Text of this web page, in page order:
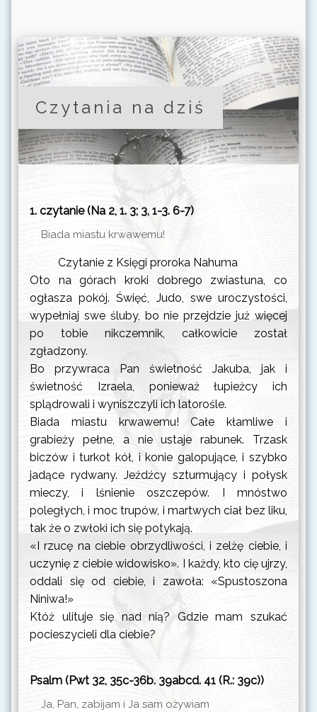
czwartek
20 sierpnia 2026
Wspomnienie św.
Bernarda, opata i doktora
Kościoła
21 sierpnia 2026
Wspomnienie św. Piusa X,
papieża
sobota
22 sierpnia 2026
Wspomnienie
Najświętszej Maryi Panny
23 sierpnia 2026
Niedziela zwykła
24 sierpnia 2026
apostoła
wtorek
25 sierpnia 2026
Dzień Powszedni albo
wspomnienie św. Ludwika
albo wspomnienie św.
Józefa Kalasantego,
środa
26 sierpnia 2026
Uroczystość Najświętszej
Maryi Panny
Częstochowskiej
czwartek
27 sierpnia 2026
Wspomnienie św. Moniki
piątek
28 sierpnia 2026
Wspomnienie św.
Augustyna, biskupa i
doktora Kościoła
29 sierpnia 2026
Wspomnienie
męczeństwa św. Jana
Chrzciciela
niedziela
30 sierpnia 2026
Niedziela zwykła
poniedziałek
Dzień Powszedni
Czytania na dziś
1. czytanie (Na 2, 1. 3; 3, 1-3. 6-7)
Biada miastu krwawemu!
Czytanie z Księgi proroka Nahuma
Oto na górach kroki dobrego zwiastuna, co
ogłasza pokój. Święć, Judo, swe uroczystości,
wypełniaj swe śluby, bo nie przejdzie już więcej
po tobie nikczemnik, całkowicie został
zgładzony.
Bo przywraca Pan świetność Jakuba, jak i
świetność Izraela, ponieważ łupieżcy ich
splądrowali i wyniszczyli ich latorośle.
Biada miastu krwawemu! Całe kłamliwe i
grabieży pełne, a nie ustaje rabunek. Trzask
biczów i turkot kół, i konie galopujące, i szybko
jadące rydwany. Jeźdźcy szturmujący i połysk
mieczy, i lśnienie oszczepów. I mnóstwo
poległych, i moc trupów, i martwych ciał bez liku,
tak że o zwłoki ich się potykają.
«I rzucę na ciebie obrzydliwości, i zelżę ciebie, i
uczynię z ciebie widowisko». I każdy, kto cię ujrzy,
oddali się od ciebie, i zawoła: «Spustoszona
Niniwa!»
Któż ulituje się nad nią? Gdzie mam szukać
pocieszycieli dla ciebie?
Psalm (Pwt 32, 35c-36b. 39abcd. 41 (R.: 39c))
Ja, Pan, zabijam i Ja sam ożywiam